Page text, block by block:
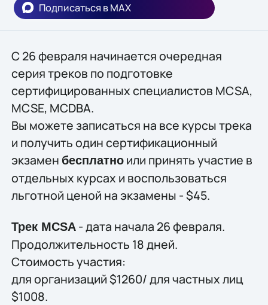
Подписаться в MAX
С 26 февраля начинается очередная
серия треков по подготовке
сертифицированных специалистов MCSA,
MCSE, MCDBA.
Вы можете записаться на все курсы трека
и получить один сертификационный
экзамен бесплатноили принять участие в
отдельных курсах и воспользоваться
льготной ценой на экзамены - $45.
Трек MCSA- дата начала 26 февраля.
Продолжительность 18 дней.
Cтоимость участия:
для организаций $1260/ для частных лиц
$1008.